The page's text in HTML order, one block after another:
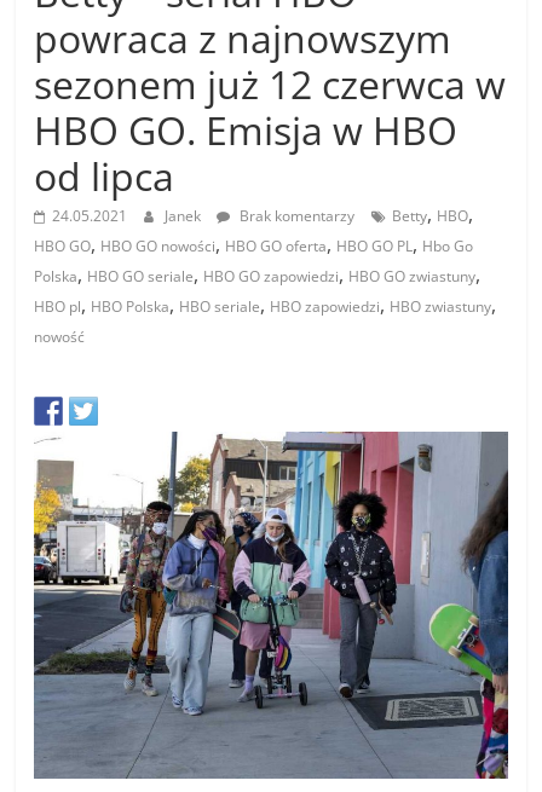
powraca z najnowszym
sezonem już 12 czerwca w
HBO GO. Emisja w HBO
od lipca
24.05.2021 Janek Brak komentarzy Betty, HBO,
HBO GO, HBO GO nowości, HBO GO oferta, HBO GO PL, Hbo Go
Polska, HBO GO seriale, HBO GO zapowiedzi, HBO GO zwiastuny,
HBO pl, HBO Polska, HBO seriale, HBO zapowiedzi, HBO zwiastuny,
nowość